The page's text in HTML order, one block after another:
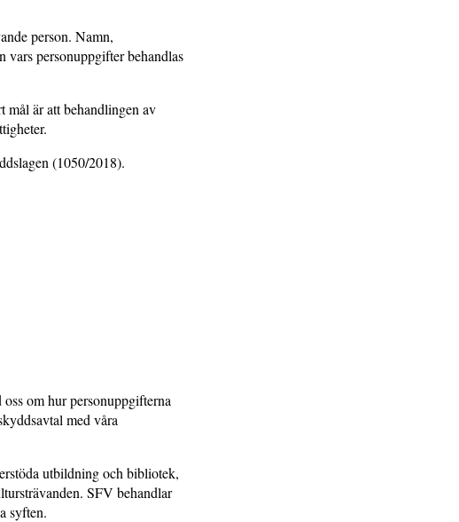
person. Namn,
vars personuppgifter behandlas
mål är att behandlingen av
(1050/2018).
om hur personuppgifterna
med våra
utbildning och bibliotek,
SFV behandlar
syften.